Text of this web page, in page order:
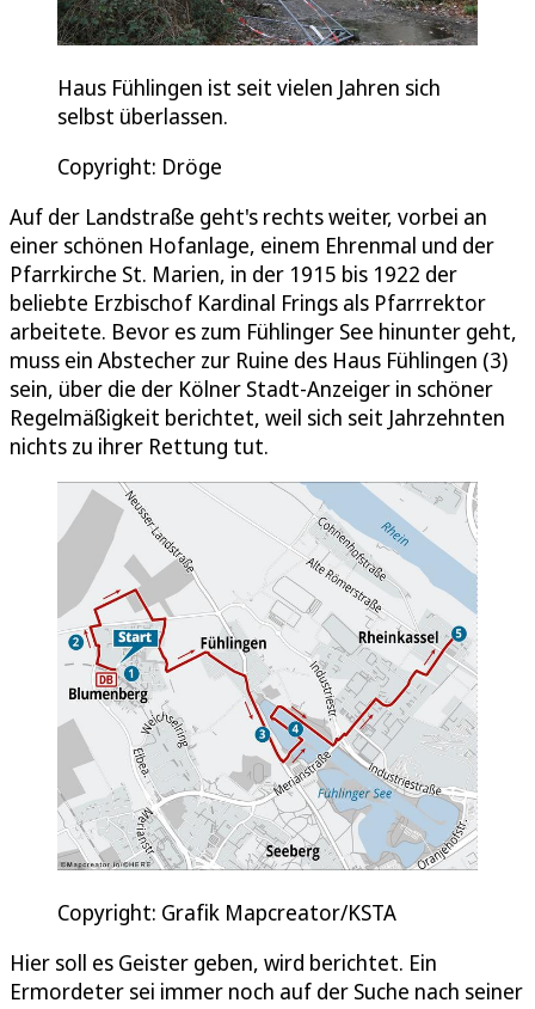
Haus Fühlingen ist seit vielen Jahren sich
selbst überlassen.
Copyright: Dröge
Auf der Landstraße geht's rechts weiter, vorbei an
einer schönen Hofanlage, einem Ehrenmal und der
Pfarrkirche St. Marien, in der 1915 bis 1922 der
beliebte Erzbischof Kardinal Frings als Pfarrrektor
arbeitete. Bevor es zum Fühlinger See hinunter geht,
muss ein Abstecher zur Ruine des Haus Fühlingen (3)
sein, über die der Kölner Stadt-Anzeiger in schöner
Regelmäßigkeit berichtet, weil sich seit Jahrzehnten
nichts zu ihrer Rettung tut.
Copyright: Grafik Mapcreator/KSTA
Hier soll es Geister geben, wird berichtet. Ein
Ermordeter sei immer noch auf der Suche nach seiner